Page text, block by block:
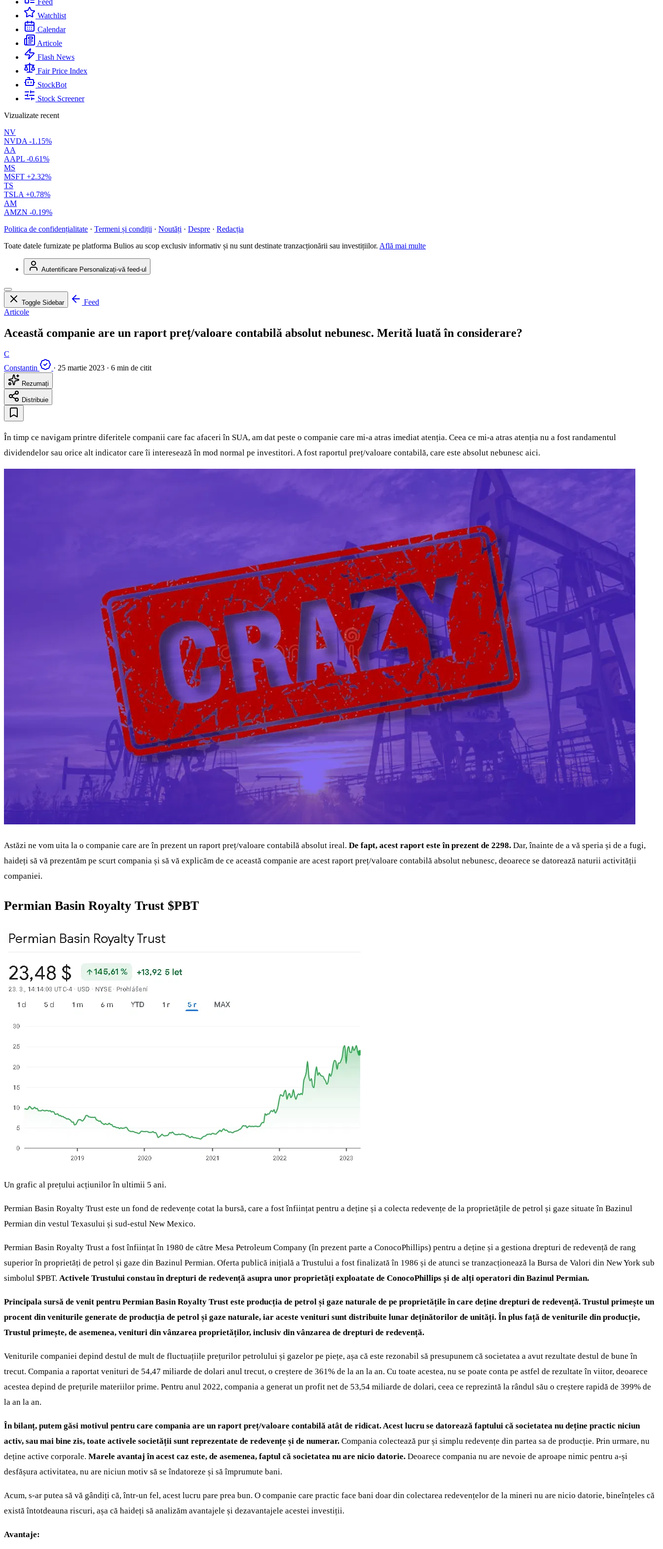
Feed
Watchlist
Calendar
Articole
Flash News
Fair Price Index
StockBot
Stock Screener
Vizualizate recent
NV
NVDA -1.15%
AA
AAPL -0.61%
MS
MSFT +2.32%
TS
TSLA +0.78%
AM
AMZN -0.19%
Politica de confidențialitate · Termeni și condiții · Noutăți · Despre · Redacția
Toate datele furnizate pe platforma Bulios au scop exclusiv informativ și nu sunt destinate tranzacționării sau investițiilor. Află mai multe
Autentificare Personalizați-vă feed-ul
Toggle Sidebar
Feed
Articole
Această companie are un raport preț/valoare contabilă absolut nebunesc. Merită luată în considerare?
C
Constantin
· 25 martie 2023 · 6 min de citit
Rezumați
Distribuie
În timp ce navigam printre diferitele companii care fac afaceri în SUA, am dat peste o companie care mi-a atras imediat atenția. Ceea ce mi-a atras atenția nu a fost randamentul
dividendelor sau orice alt indicator care îi interesează în mod normal pe investitori. A fost raportul preț/valoare contabilă, care este absolut nebunesc aici.
Astăzi ne vom uita la o companie care are în prezent un raport preț/valoare contabilă absolut ireal. De fapt, acest raport este în prezent de 2298. Dar, înainte de a vă speria și de a fugi,
haideți să vă prezentăm pe scurt compania și să vă explicăm de ce această companie are acest raport preț/valoare contabilă absolut nebunesc, deoarece se datorează naturii activității
companiei.
Permian Basin Royalty Trust $PBT
Un grafic al prețului acțiunilor în ultimii 5 ani.
Permian Basin Royalty Trust este un fond de redevențe cotat la bursă, care a fost înființat pentru a deține și a colecta redevențe de la proprietățile de petrol și gaze situate în Bazinul
Permian din vestul Texasului și sud-estul New Mexico.
Permian Basin Royalty Trust a fost înființat în 1980 de către Mesa Petroleum Company (în prezent parte a ConocoPhillips) pentru a deține și a gestiona drepturi de redevență de rang
superior în proprietăți de petrol și gaze din Bazinul Permian. Oferta publică inițială a Trustului a fost finalizată în 1986 și de atunci se tranzacționează la Bursa de Valori din New York sub
simbolul $PBT. Activele Trustului constau în drepturi de redevență asupra unor proprietăți exploatate de ConocoPhillips și de alți operatori din Bazinul Permian.
Principala sursă de venit pentru Permian Basin Royalty Trust este producția de petrol și gaze naturale de pe proprietățile în care deține drepturi de redevență. Trustul primește un
procent din veniturile generate de producția de petrol și gaze naturale, iar aceste venituri sunt distribuite lunar deținătorilor de unități. În plus față de veniturile din producție,
Trustul primește, de asemenea, venituri din vânzarea proprietăților, inclusiv din vânzarea de drepturi de redevență.
Veniturile companiei depind destul de mult de fluctuațiile prețurilor petrolului și gazelor pe piețe, așa că este rezonabil să presupunem că societatea a avut rezultate destul de bune în
trecut. Compania a raportat venituri de 54,47 miliarde de dolari anul trecut, o creștere de 361% de la an la an. Cu toate acestea, nu se poate conta pe astfel de rezultate în viitor, deoarece
acestea depind de prețurile materiilor prime. Pentru anul 2022, compania a generat un profit net de 53,54 miliarde de dolari, ceea ce reprezintă la rândul său o creștere rapidă de 399% de
la an la an.
În bilanț, putem găsi motivul pentru care compania are un raport preț/valoare contabilă atât de ridicat. Acest lucru se datorează faptului că societatea nu deține practic niciun
activ, sau mai bine zis, toate activele societății sunt reprezentate de redevențe și de numerar. Compania colectează pur și simplu redevențe din partea sa de producție. Prin urmare, nu
deține active corporale. Marele avantaj în acest caz este, de asemenea, faptul că societatea nu are nicio datorie. Deoarece compania nu are nevoie de aproape nimic pentru a-și
desfășura activitatea, nu are niciun motiv să se îndatoreze și să împrumute bani.
Acum, s-ar putea să vă gândiți că, într-un fel, acest lucru pare prea bun. O companie care practic face bani doar din colectarea redevențelor de la mineri nu are nicio datorie, bineînțeles că
există întotdeauna riscuri, așa că haideți să analizăm avantajele și dezavantajele acestei investiții.
Avantaje: